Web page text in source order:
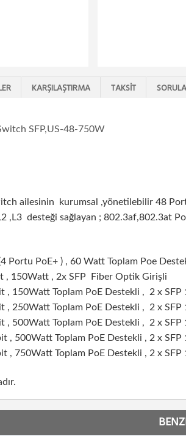
KARŞILAŞTIRMA TAKSIT
SFP,US-48-750W
ailesinin kurumsal ,yönetilebilir 48
,L3 desteği sağlayan ; 802.3af,802.3at
PoE+ ) , 60 Watt Toplam Poe
150Watt , 2x SFP Fiber Optik Girişli
150Watt Toplam PoE Destekli ,
2 x
250Watt Toplam PoE Destekli ,
2 x
, 500Watt Toplam PoE Destekli ,
2 x
, 500Watt Toplam PoE Destekli , 2 x
, 750Watt Toplam PoE Destekli , 2 x